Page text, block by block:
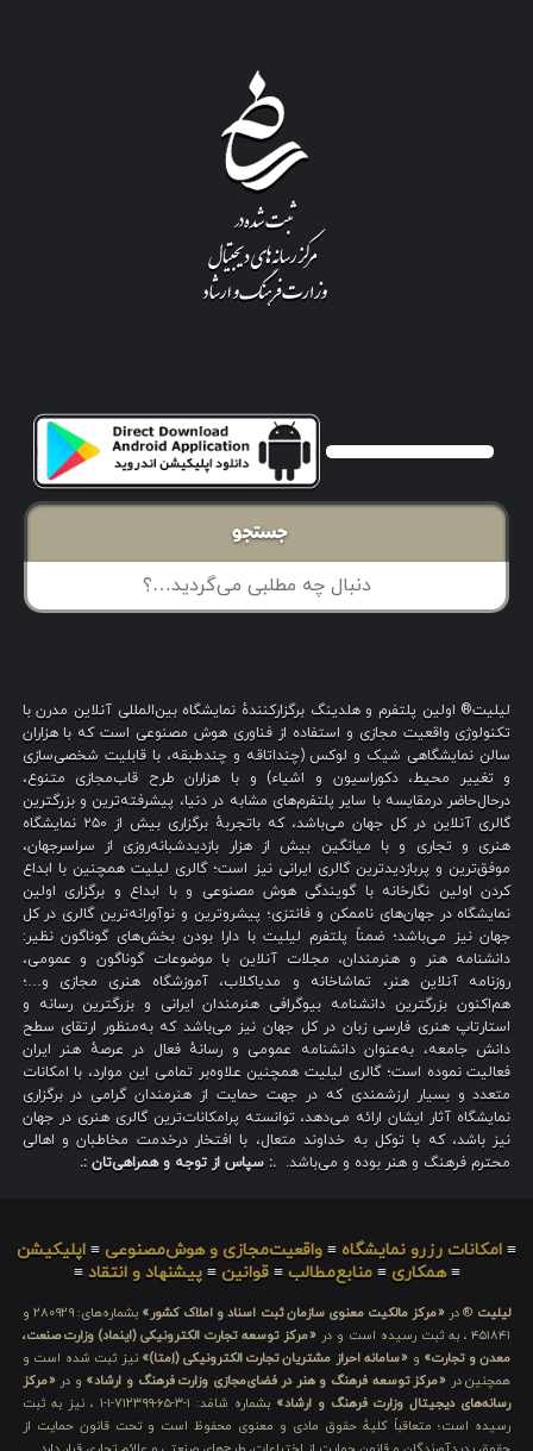
جستجو
لیلیت® اولین پلتفرم و هلدینگ برگزارکنندهٔ نمایشگاه بین‌المللی آنلاین مدرن با
تکنولوژی واقعیت مجازی و استفاده از فناوری هوش مصنوعی است که با هزاران
سالن نمایشگاهی شیک و لوکس (چنداتاقه و چندطبقه، با قابلیت شخصی‌سازی
و تغییر محیط، دکوراسیون و اشیاء) و با هزاران طرح قاب‌مجازی متنوع،
درحال‌حاضر درمقایسه با سایر پلتفرم‌های مشابه در دنیا، پیشرفته‌ترین و بزرگترین
گالری آنلاین در کل جهان می‌باشد، که باتجربهٔ برگزاری بیش از ۲۵۰ نمایشگاه
هنری و تجاری و با میانگین بیش از هزار بازدیدشبانه‌روزی از سراسرجهان،
موفق‌ترین و پربازدیدترین گالری ایرانی نیز است؛ گالری لیلیت همچنین با ابداع
کردن اولین نگارخانه با گویندگی هوش مصنوعی و با ابداع و برگزاری اولین
نمایشگاه در جهان‌های ناممکن و فانتزی؛ پیشروترین و نوآورانه‌ترین گالری در کل
جهان نیز می‌باشد؛ ضمناً پلتفرم لیلیت با دارا بودن بخش‌های گوناگون نظیر:
دانشنامه هنر و هنرمندان، مجلات آنلاین با موضوعات گوناگون و عمومی،
روزنامه آنلاین هنر، تماشاخانه و مدیاکلاب، آموزشگاه هنری مجازی و…؛
هم‌اکنون بزرگترین دانشنامه بیوگرافی هنرمندان ایرانی و بزرگترین رسانه و
استارتاپ هنری فارسی زبان در کل جهان نیز می‌باشد که به‌منظور ارتقای سطح
دانش جامعه، به‌عنوان دانشنامه عمومی و رسانهٔ فعال در عرصهٔ هنر ایران
فعالیت نموده است؛ گالری لیلیت همچنین علاوه‌بر تمامی این موارد، با امکانات
متعدد و بسیار ارزشمندی که در جهت حمایت از هنرمندان گرامی در برگزاری
نمایشگاه آثار ایشان ارائه می‌دهد، توانسته پرامکانات‌ترین گالری هنری در جهان
نیز باشد، که با توکل به خداوند متعال، با افتخار درخدمت مخاطبان و اهالی
محترم فرهنگ و هنر بوده و می‌باشد. .: سپاس از توجه و همراهی‌تان :.
≡ امکانات رزرو نمایشگاه ≡ واقعیت‌مجازی و هوش‌مصنوعی ≡ اپلیکیشن
≡همکاری ≡منابع‌مطالب ≡قوانین ≡پیشنهاد و انتقاد ≡
لیلیت ® در «مرکز مالکیت معنوی سازمان ثبت اسناد و املاک کشور»
بشماره‌های: ۲۸۰۹۲۹ و
۴۵۱۸۴۱ ، به ثبت رسیده است و در
«مرکز توسعه تجارت الکترونیکی (اینماد) وزارت صنعت،
معدن و تجارت» و «سامانه احراز مشتریان تجارت الکترونیکی (اِمتا)» نیز ثبت شده است و
همچنین در «مرکز توسعه فرهنگ و هنر در فضای‌مجازی وزارت فرهنگ و ارشاد» و در«مرکز
رسانه‌های دیجیتال وزارت فرهنگ و ارشاد»
بشماره شامَد: ۱-۳-۶۵-۷۱۲۳۹۹-۱-۱ ، نیز به ثبت
رسیده است؛ متعاقباً کلیهٔ حقوق مادی و معنوی محفوظ است و تحت قانون حمایت از